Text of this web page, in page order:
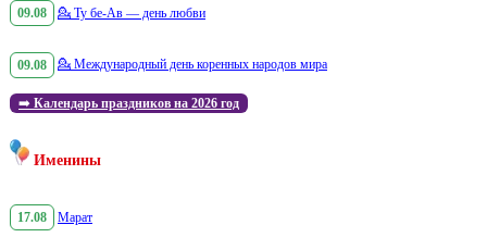
09.08 💁 Ту бе-Ав — день любви
09.08 💁 Международный день коренных народов мира
➡️ Календарь праздников на 2026 год
Именины
17.08 Марат